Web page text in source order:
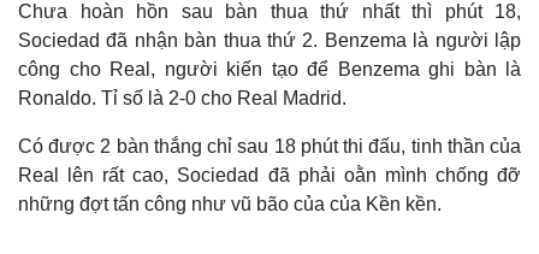
Chưa hoàn hồn sau bàn thua thứ nhất thì phút 18,
Sociedad đã nhận bàn thua thứ 2. Benzema là người lập
công cho Real, người kiến tạo để Benzema ghi bàn là
Ronaldo. Tỉ số là 2-0 cho Real Madrid.
Có được 2 bàn thắng chỉ sau 18 phút thi đấu, tinh thần của
Real lên rất cao, Sociedad đã phải oằn mình chống đỡ
những đợt tấn công như vũ bão của của Kền kền.